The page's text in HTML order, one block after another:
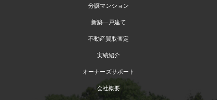
分譲マンション
新築一戸建て
不動産買取査定
実績紹介
オーナーズサポート
会社概要